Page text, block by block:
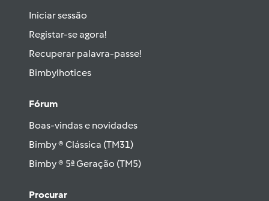
Iniciar sessão
Registar-se agora!
Recuperar palavra-passe!
Bimbylhotices
Fórum
Boas-vindas e novidades
Bimby ® Clássica (TM31)
Bimby ® 5ª Geração (TM5)
Procurar